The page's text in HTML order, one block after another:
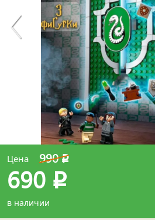
990p
Цена
690 p
в наличии